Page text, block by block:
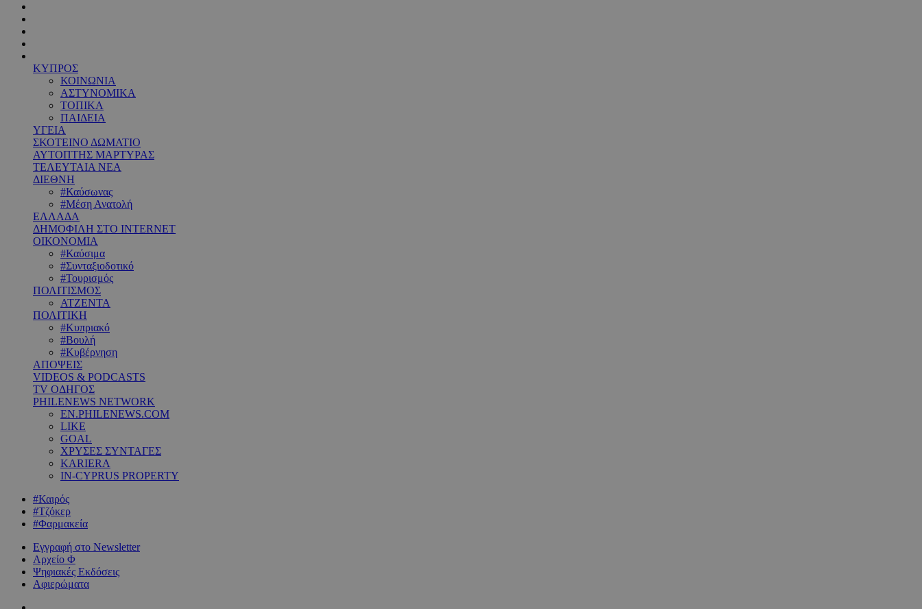
ΚΥΠΡΟΣ
ΚΟΙΝΩΝΙΑ
ΑΣΤΥΝΟΜΙΚΑ
ΤΟΠΙΚΑ
ΠΑΙΔΕΙΑ
ΥΓΕΙΑ
ΣΚΟΤΕΙΝΟ ΔΩΜΑΤΙΟ
ΑΥΤΟΠΤΗΣ ΜΑΡΤΥΡΑΣ
ΤΕΛΕΥΤΑΙΑ ΝΕΑ
ΔΙΕΘΝΗ
#Καύσωνας
#Μέση Ανατολή
ΕΛΛΑΔΑ
ΔΗΜΟΦΙΛΗ ΣΤΟ INTERNET
ΟΙΚΟΝΟΜΙΑ
#Καύσιμα
#Συνταξιοδοτικό
#Τουρισμός
ΠΟΛΙΤΙΣΜΟΣ
ΑΤΖΕΝΤΑ
ΠΟΛΙΤΙΚΗ
#Κυπριακό
#Βουλή
#Κυβέρνηση
ΑΠΟΨΕΙΣ
VIDEOS & PODCASTS
TV ΟΔΗΓΟΣ
PHILENEWS NETWORK
EN.PHILENEWS.COM
LIKE
GOAL
ΧΡΥΣΕΣ ΣΥΝΤΑΓΕΣ
KARIERA
IN-CYPRUS PROPERTY
#Καιρός
#Τζόκερ
#Φαρμακεία
Εγγραφή στο Newsletter
Αρχείο Φ
Ψηφιακές Εκδόσεις
Αφιερώματα